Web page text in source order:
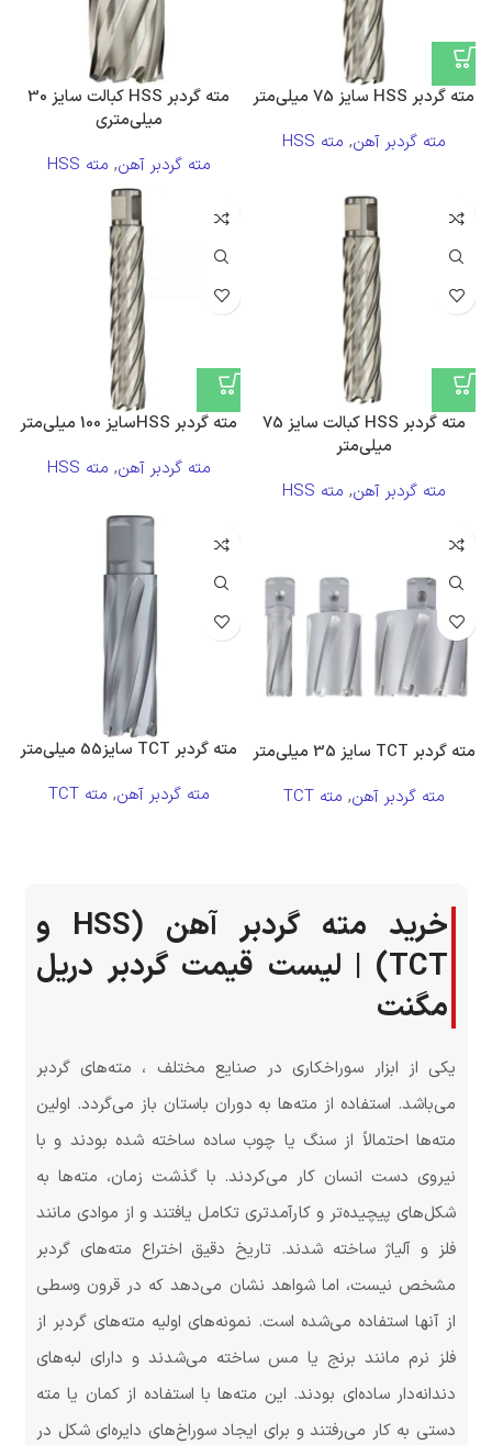
مته گردبر HSS سایز 75 میلی‌متر
مته گردبر آهن, مته HSS
مته گردبر HSS کبالت سایز 30
میلی‌متری
مته گردبر آهن, مته HSS
مته گردبر HSS کبالت سایز 75
میلی‌متر
مته گردبر آهن, مته HSS
مته گردبر HSSسایز 100 میلی‌متر
مته گردبر آهن, مته HSS
مته گردبر TCT سایز 35 میلی‌متر
مته گردبر آهن, مته TCT
مته گردبر TCT سایز55 میلی‌متر
مته گردبر آهن, مته TCT
خرید مته گردبر آهن (HSS و
TCT) | لیست قیمت گردبر دریل
مگنت
یکی از ابزار سوراخکاری در صنایع مختلف ، مته‌های گردبر
می‌باشد. استفاده از مته‌ها به دوران باستان باز می‌گردد. اولین
مته‌ها احتمالاً از سنگ یا چوب ساده ساخته شده بودند و با
نیروی دست انسان کار می‌کردند. با گذشت زمان، مته‌ها به
شکل‌های پیچیده‌تر و کارآمدتری تکامل یافتند و از موادی مانند
فلز و آلیاژ ساخته شدند. تاریخ دقیق اختراع مته‌های گردبر
مشخص نیست، اما شواهد نشان می‌دهد که در قرون وسطی
از آنها استفاده می‌شده است. نمونه‌های اولیه مته‌های گردبر از
فلز نرم مانند برنج یا مس ساخته می‌شدند و دارای لبه‌های
دندانه‌دار ساده‌ای بودند. این مته‌ها با استفاده از کمان یا مته
دستی به کار می‌رفتند و برای ایجاد سوراخ‌های دایره‌ای شکل در